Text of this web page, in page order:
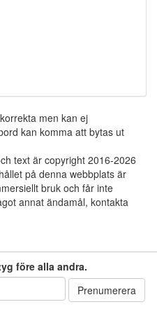
men kan ej
kan komma att bytas ut
text är copyright 2016-2026
på denna webbplats är
bruk och får inte
annat ändamål, kontakta
före alla andra.